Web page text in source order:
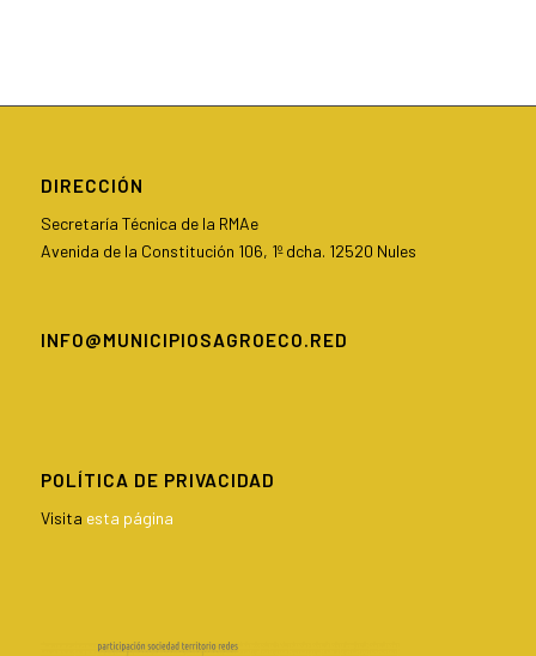
DIRECCIÓN
Secretaría Técnica de la RMAe
Avenida de la Constitución 106, 1º dcha. 12520 Nules
INFO@MUNICIPIOSAGROECO.RED
POLÍTICA DE PRIVACIDAD
Visita esta página